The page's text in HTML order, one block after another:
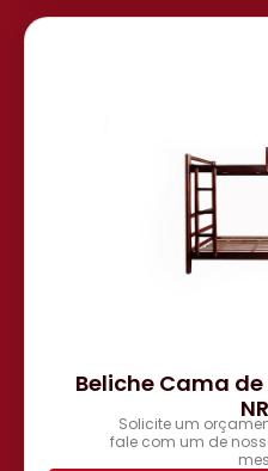
Beliche Cama
Solicite um
fale com um de